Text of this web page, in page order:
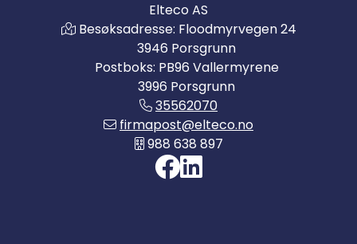
Elteco AS
Besøksadresse: Floodmyrvegen 24
3946 Porsgrunn
Postboks: PB96 Vallermyrene
3996 Porsgrunn
35562070
firmapost@elteco.no
988 638 897